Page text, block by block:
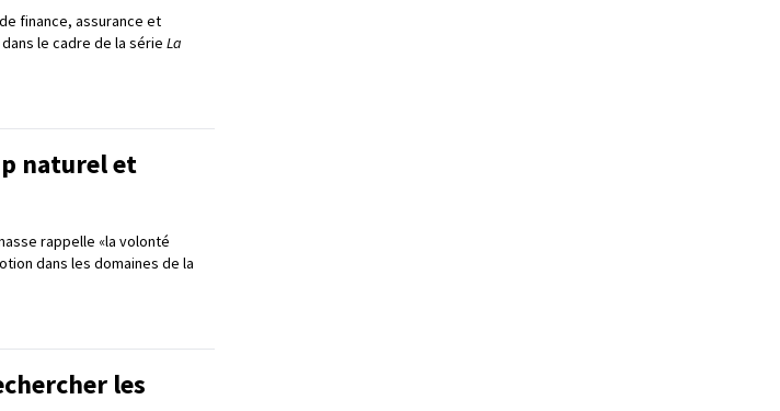
finance, assurance et
le cadre de la série La
naturel et
rappelle «la volonté
dans les domaines de la
les